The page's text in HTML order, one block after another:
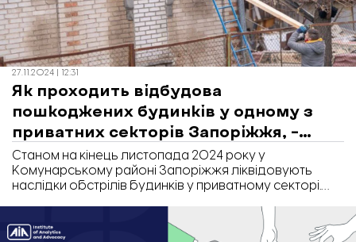
27.11.2024 | 12:31
Як проходить відбудова
пошкоджених будинків у одному з
приватних секторів Запоріжжя, –
ФОТО
Станом на кінець листопада 2024 року у
Комунарському районі Запоріжжя ліквідовують
наслідки обстрілів будинків у приватному секторі.